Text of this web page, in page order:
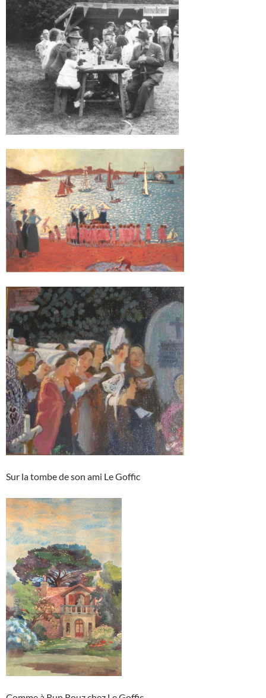
Sur la tombe de son ami Le Goffic